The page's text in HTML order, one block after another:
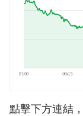
點擊下方連結